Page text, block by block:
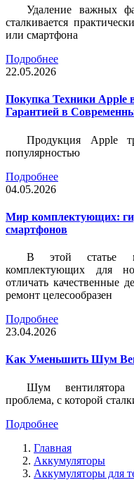
Удаление важных
сталкивается
или смартфона
Подробнее
22.05.2026
Покупка Техники Apple
Гарантией в
Продукция Apple
популярностью
Подробнее
04.05.2026
Мир комплектующих:
смартфонов
В этой статье
комплектующих для
отличать качественные
ремонт целесообразен
Подробнее
23.04.2026
Как Уменьшить Шум
Шум вентилятора
проблема, с которой
Подробнее
Главная
Аккумуляторы
Аккумуляторы для